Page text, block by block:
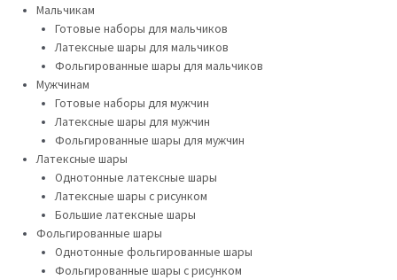
Мальчикам
Готовые наборы для мальчиков
Латексные шары для мальчиков
Фольгированные шары для мальчиков
Мужчинам
Готовые наборы для мужчин
Латексные шары для мужчин
Фольгированные шары для мужчин
Латексные шары
Однотонные латексные шары
Латексные шары с рисунком
Большие латексные шары
Фольгированные шары
Однотонные фольгированные шары
Фольгированные шары с рисунком